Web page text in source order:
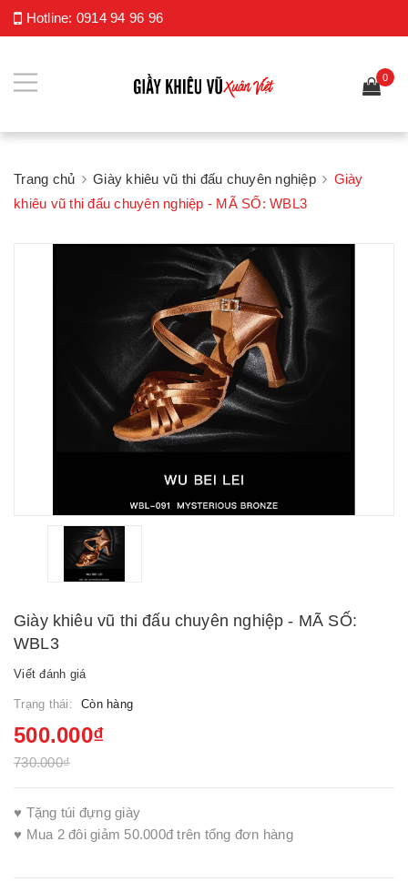
Hotline: 0914 94 96 96
0
Trang chủ Giày khiêu vũ thi đấu chuyên nghiệp
Giày
khiêu vũ thi đấu chuyên nghiệp - MÃ SỐ: WBL3
Giày khiêu vũ thi đấu chuyên nghiệp - MÃ SỐ:
WBL3
Viết đánh giá
Trạng thái: Còn hàng
500.000₫
730.000₫
♥ Tặng túi đựng giày
♥ Mua 2 đôi giảm 50.000đ trên tổng đơn hàng